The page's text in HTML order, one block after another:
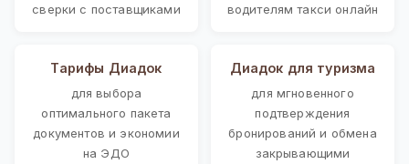
сверки с поставщиками
водителям такси онлайн
Тарифы Диадок
для выбора
оптимального пакета
документов и экономии
на ЭДО
Диадок для туризма
для мгновенного
подтверждения
бронирований и обмена
закрывающими